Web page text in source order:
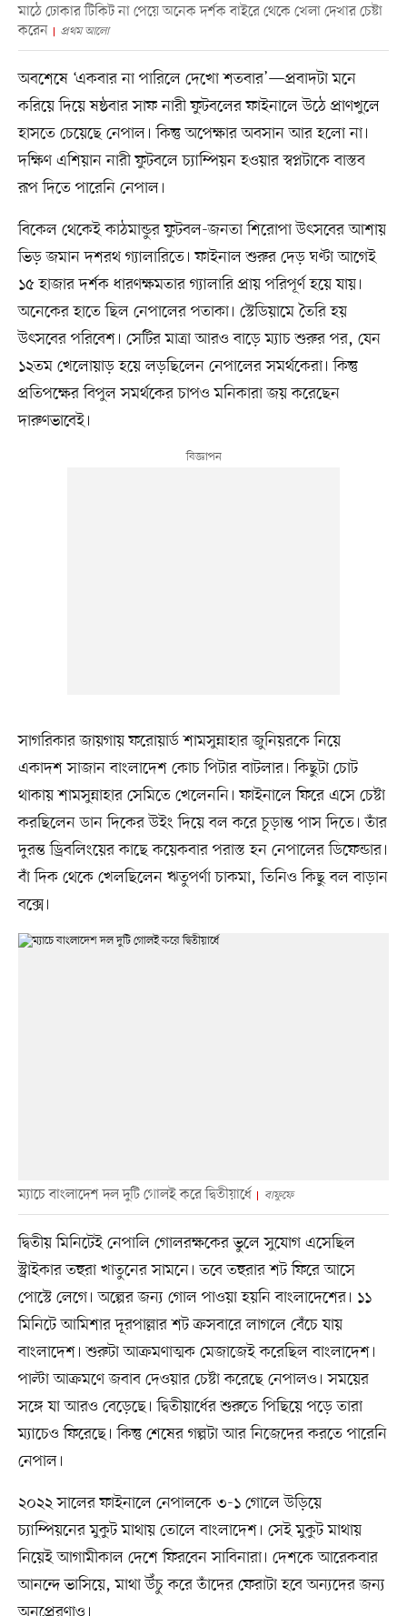
মাঠে ঢোকার টিকিট না পেয়ে অনেক দর্শক বাইরে থেকে খেলা দেখার চেষ্টা
করেন
প্রথম আলো
অবশেষে ‘একবার না পারিলে দেখো শতবার’—প্রবাদটা মনে
করিয়ে দিয়ে ষষ্ঠবার সাফ নারী ফুটবলের ফাইনালে উঠে প্রাণখুলে
হাসতে চেয়েছে নেপাল। কিন্তু অপেক্ষার অবসান আর হলো না।
দক্ষিণ এশিয়ান নারী ফুটবলে চ্যাম্পিয়ন হওয়ার স্বপ্নটাকে বাস্তব
রূপ দিতে পারেনি নেপাল।
বিকেল থেকেই কাঠমান্ডুর ফুটবল-জনতা শিরোপা উৎসবের আশায়
ভিড় জমান দশরথ গ্যালারিতে। ফাইনাল শুরুর দেড় ঘণ্টা আগেই
১৫ হাজার দর্শক ধারণক্ষমতার গ্যালারি প্রায় পরিপূর্ণ হয়ে যায়।
অনেকের হাতে ছিল নেপালের পতাকা। স্টেডিয়ামে তৈরি হয়
উৎসবের পরিবেশ। সেটির মাত্রা আরও বাড়ে ম্যাচ শুরুর পর, যেন
১২তম খেলোয়াড় হয়ে লড়ছিলেন নেপালের সমর্থকেরা। কিন্তু
প্রতিপক্ষের বিপুল সমর্থকের চাপও মনিকারা জয় করেছেন
দারুণভাবেই।
সাগরিকার জায়গায় ফরোয়ার্ড শামসুন্নাহার জুনিয়রকে নিয়ে
একাদশ সাজান বাংলাদেশ কোচ পিটার বাটলার। কিছুটা চোট
থাকায় শামসুন্নাহার সেমিতে খেলেননি। ফাইনালে ফিরে এসে চেষ্টা
করছিলেন ডান দিকের উইং দিয়ে বল করে চূড়ান্ত পাস দিতে। তাঁর
দুরন্ত ড্রিবলিংয়ের কাছে কয়েকবার পরাস্ত হন নেপালের ডিফেন্ডার।
বাঁ দিক থেকে খেলছিলেন ঋতুপর্ণা চাকমা, তিনিও কিছু বল বাড়ান
বক্সে।
ম্যাচে বাংলাদেশ দল দুটি গোলই করে দ্বিতীয়ার্ধে বাফুফে
দ্বিতীয় মিনিটেই নেপালি গোলরক্ষকের ভুলে সুযোগ এসেছিল
স্ট্রাইকার তহুরা খাতুনের সামনে। তবে তহুরার শট ফিরে আসে
পোস্টে লেগে। অল্পের জন্য গোল পাওয়া হয়নি বাংলাদেশের। ১১
মিনিটে আমিশার দূরপাল্লার শট ক্রসবারে লাগলে বেঁচে যায়
বাংলাদেশ। শুরুটা আক্রমণাত্মক মেজাজেই করেছিল বাংলাদেশ।
পাল্টা আক্রমণে জবাব দেওয়ার চেষ্টা করেছে নেপালও। সময়ের
সঙ্গে যা আরও বেড়েছে। দ্বিতীয়ার্ধের শুরুতে পিছিয়ে পড়ে তারা
ম্যাচেও ফিরেছে। কিন্তু শেষের গল্পটা আর নিজেদের করতে পারেনি
নেপাল।
২০২২ সালের ফাইনালে নেপালকে ৩-১ গোলে উড়িয়ে
চ্যাম্পিয়নের মুকুট মাথায় তোলে বাংলাদেশ। সেই মুকুট মাথায়
নিয়েই আগামীকাল দেশে ফিরবেন সাবিনারা। দেশকে আরেকবার
আনন্দে ভাসিয়ে, মাথা উঁচু করে তাঁদের ফেরাটা হবে অন্যদের জন্য